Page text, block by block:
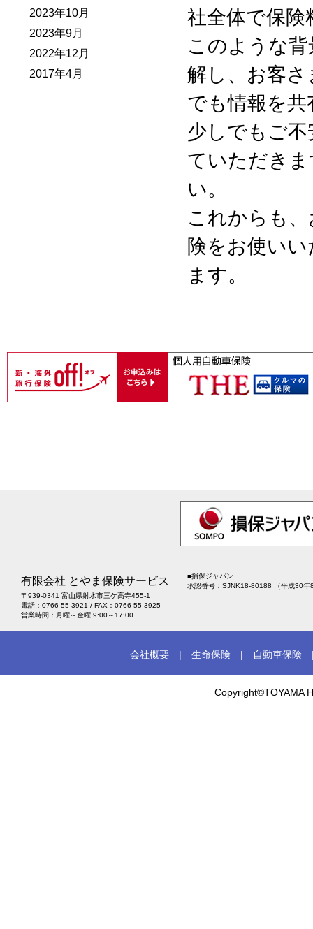
2023年10月
2023年9月
2022年12月
2017年4月
社全体で保
このような
解し、お客
でも情報を
少しでもご
ていただき
い。
これからも
険をお使い
ます。
有限会社 とやま保険サービス
〒939-0341 富山県射水市三ケ高寺455-1
電話：0766-55-3921 / FAX：0766-55-3925
営業時間：月曜～金曜 9:00～17:00
■損保ジャパン
承認番号：SJNK18-80188 （平成30年
会社概要 | 生命保険 | 自動車保険
Copyright©TOYAMA